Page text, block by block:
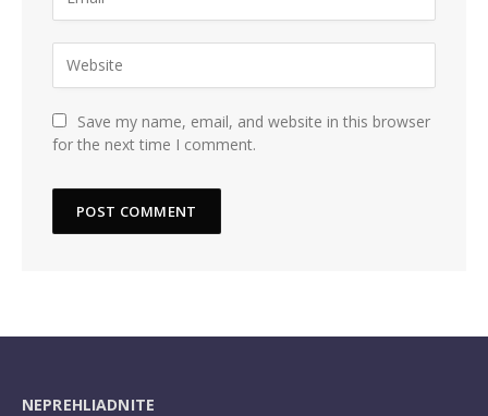
Save my name, email, and website in this browser
for the next time I comment.
NEPREHLIADNITE